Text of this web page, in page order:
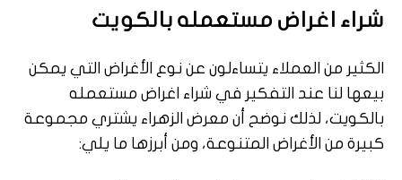
شراء اغراض مستعمله بالكويت
الكثير من العملاء يتساءلون عن نوع الأغراض التي يمكن
بيعها لنا عند التفكير في شراء اغراض مستعمله
بالكويت، لذلك نوضح أن معرض الزهراء يشتري مجموعة
كبيرة من الأغراض المتنوعة، ومن أبرزها ما يلي: